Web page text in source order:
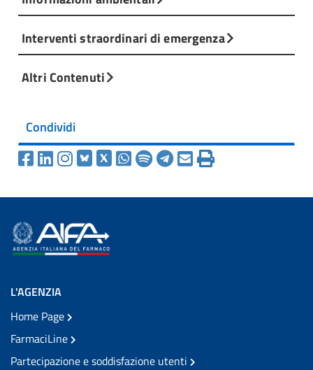
Interventi straordinari di emergenza
Altri Contenuti
Condividi
L'AGENZIA
Home Page
FarmaciLine
Partecipazione e soddisfazione utenti